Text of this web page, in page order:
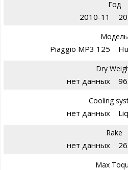
Год
2010-11
Модель
Piaggio MP3 125
Dry
нет данных
Cooling
нет данных
Rake
нет данных
Max